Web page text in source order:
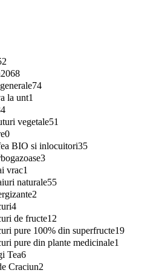
2068
74
la unt1
vegetale51
0
BIO si inlocuitori35
3
vrac1
naturale55
2
4
de fructe12
pure 100% din superfructe19
pure din plante medicinale1
Tea6
Craciun2